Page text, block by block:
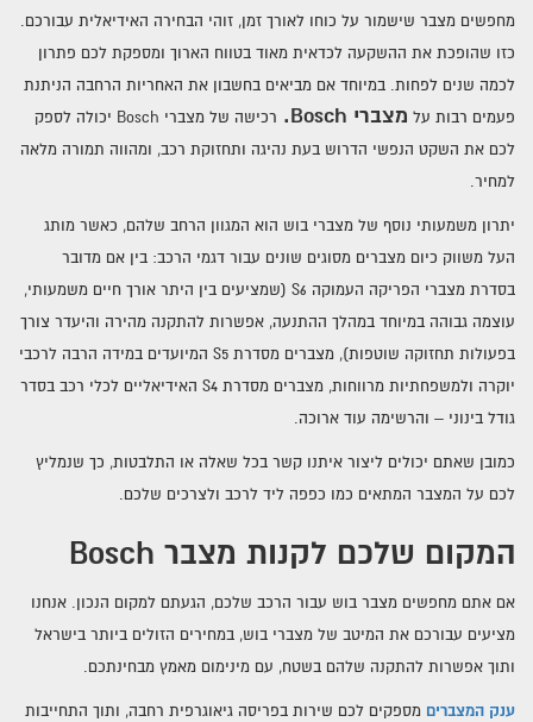
חיפוש לפי סוג רכב
מצבר לאופנוע
מצברים למשאית
מצברים פריקה עמוקה
חיפוש מצבר לפי אזור
מצברים בדרום
מצברים בצפון
מצברים לרכב בירושלים
מחפשים מצבר שישמור על כוחו לאורך זמן, זוהי הבחירה האידיאלית עבורכם.
כזו שהופכת את ההשקעה לכדאית מאוד בטווח הארוך ומספקת לכם פתרון
לכמה שנים לפחות. במיוחד אם מביאים בחשבון את האחריות הרחבה הניתנת
פעמים רבות על מצברי Bosch.
רכישה של מצברי Bosch יכולה לספק
לכם את השקט הנפשי הדרוש בעת נהיגה ותחזוקת רכב, ומהווה תמורה מלאה
למחיר.
יתרון משמעותי נוסף של מצברי בוש הוא המגוון הרחב שלהם, כאשר מותג
העל משווק כיום מצברים מסוגים שונים עבור דגמי הרכב: בין אם מדובר
בסדרת מצברי הפריקה העמוקה S6 (שמציעים בין היתר אורך חיים משמעותי,
עוצמה גבוהה במיוחד במהלך ההתנעה, אפשרות להתקנה מהירה והיעדר צורך
בפעולות תחזוקה שוטפות), מצברים מסדרת S5 המיועדים במידה הרבה לרכבי
יוקרה ולמשפחתיות מרווחות, מצברים מסדרת S4 האידיאליים לכלי רכב בסדר
גודל בינוני – והרשימה עוד ארוכה.
כמובן שאתם יכולים ליצור איתנו קשר בכל שאלה או התלבטות, כך שנמליץ
לכם על המצבר המתאים כמו כפפה ליד לרכב ולצרכים שלכם.
המקום שלכם לקנות מצבר Bosch
אם אתם מחפשים מצבר בוש עבור הרכב שלכם, הגעתם למקום הנכון. אנחנו
מציעים עבורכם את המיטב של מצברי בוש, במחירים הזולים ביותר בישראל
ותוך אפשרות להתקנה שלהם בשטח, עם מינימום מאמץ מבחינתכם.
ענק המצברים מספקים לכם שירות בפריסה גיאוגרפית רחבה, ותוך התחייבות